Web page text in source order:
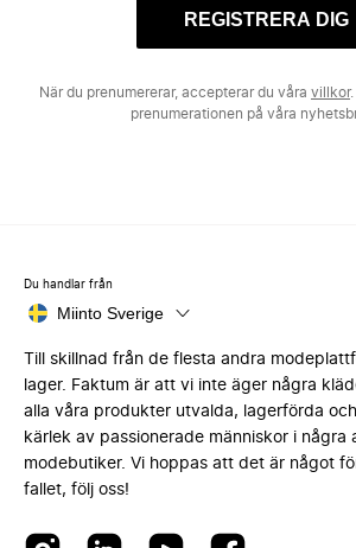
REGISTRERA DIG
När du prenumererar, accepterar du våra villkor.
prenumerationen på våra
Du handlar från
Miinto Sverige
Till skillnad från de flesta andra
lager. Faktum är att vi inte äger några
alla våra produkter utvalda, lagerförda
kärlek av passionerade människor i några
modebutiker. Vi hoppas att det är något
fallet, följ oss!